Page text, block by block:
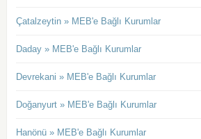
Çatalzeytin » MEB'e Bağlı Kurumlar
Daday » MEB'e Bağlı Kurumlar
Devrekani » MEB'e Bağlı Kurumlar
Doğanyurt » MEB'e Bağlı Kurumlar
Hanönü » MEB'e Bağlı Kurumlar